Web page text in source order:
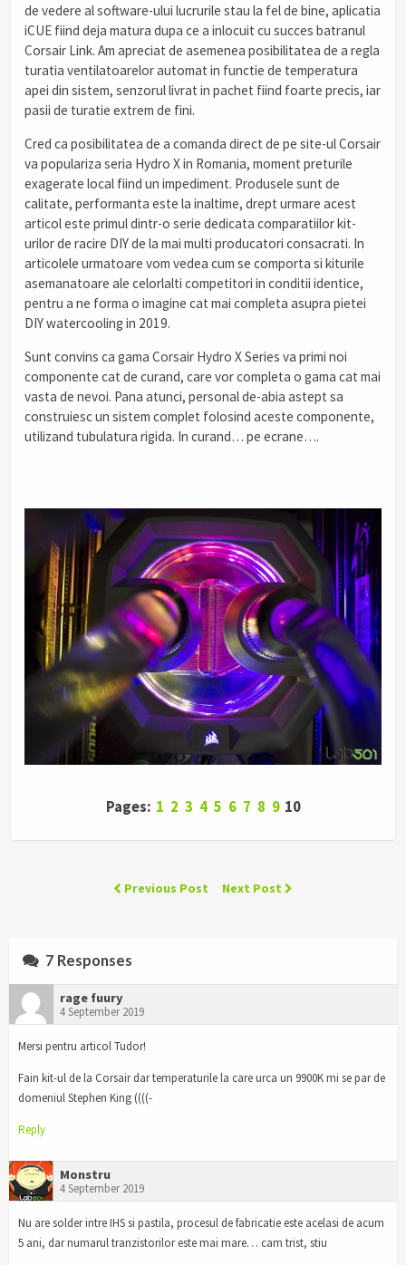
de vedere al software-ului lucrurile stau la fel de bine, aplicatia
iCUE fiind deja matura dupa ce a inlocuit cu succes batranul
Corsair Link. Am apreciat de asemenea posibilitatea de a regla
turatia ventilatoarelor automat in functie de temperatura
apei din sistem, senzorul livrat in pachet fiind foarte precis, iar
pasii de turatie extrem de fini.
Cred ca posibilitatea de a comanda direct de pe site-ul Corsair
va populariza seria Hydro X in Romania, moment preturile
exagerate local fiind un impediment. Produsele sunt de
calitate, performanta este la inaltime, drept urmare acest
articol este primul dintr-o serie dedicata comparatiilor kit-
urilor de racire DIY de la mai multi producatori consacrati. In
articolele urmatoare vom vedea cum se comporta si kiturile
asemanatoare ale celorlalti competitori in conditii identice,
pentru a ne forma o imagine cat mai completa asupra pietei
DIY watercooling in 2019.
Sunt convins ca gama Corsair Hydro X Series va primi noi
componente cat de curand, care vor completa o gama cat mai
vasta de nevoi. Pana atunci, personal de-abia astept sa
construiesc un sistem complet folosind aceste componente,
utilizand tubulatura rigida. In curand… pe ecrane….
Pages: 1 2 3 4 5 6 7 8 9 10
Previous Post Next Post
7 Responses
rage fuury
4 September 2019
Mersi pentru articol Tudor!
Fain kit-ul de la Corsair dar temperaturile la care urca un 9900K mi se par de
domeniul Stephen King ((((-
Reply
Monstru
4 September 2019
Nu are solder intre IHS si pastila, procesul de fabricatie este acelasi de acum
5 ani, dar numarul tranzistorilor este mai mare… cam trist, stiu